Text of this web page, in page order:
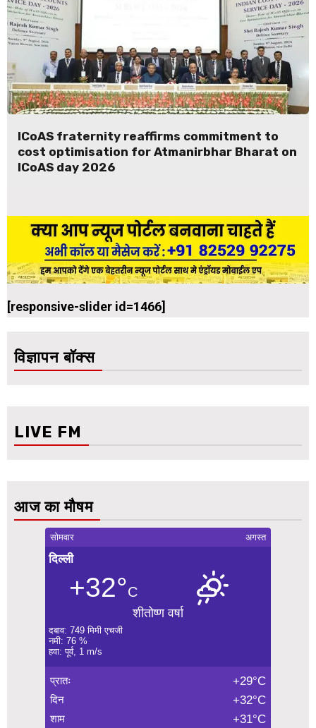
ICoAS fraternity reaffirms commitment to
cost optimisation for Atmanirbhar Bharat on
ICoAS day 2026
[responsive-slider id=1466]
विज्ञापन बॉक्स
LIVE FM
आज का मौषम
सोमवार अगस्त
दिल्ली
+32°C
शीतोष्ण वर्षा
दबाव: 749 मिमी एचजी
नमी: 76 %
हवा: पूर्व, 1 m/s
प्रातः +29°C
दिन +32°C
शाम +31°C